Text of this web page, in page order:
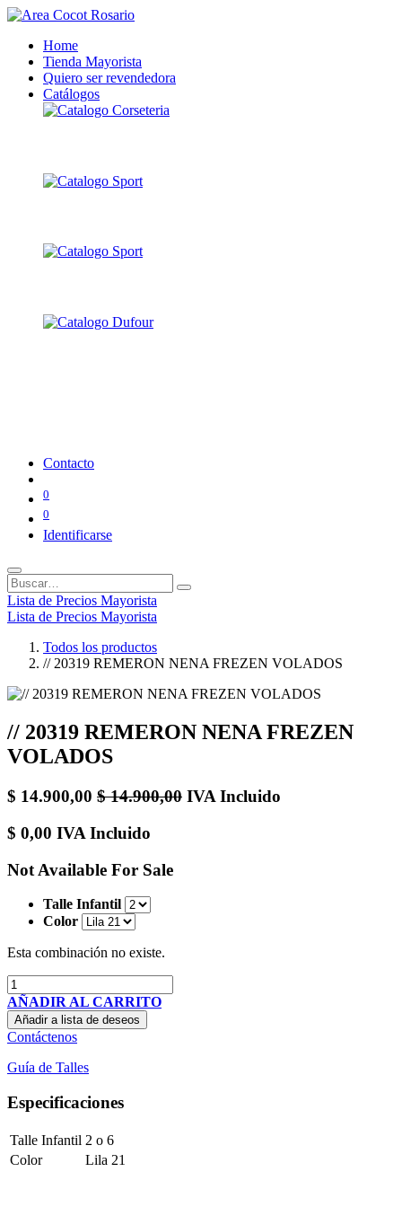
Home
Tienda Mayorista
Quiero ser revendedora
Catálogos
Contacto
0
0
Identificarse
Lista de Precios Mayorista
Lista de Precios Mayorista
Todos los productos
// 20319 REMERON NENA FREZEN VOLADOS
// 20319 REMERON NENA FREZEN
VOLADOS
$ 14.900,00 $14.900,00 IVA Incluido
$ 0,00 IVA Incluido
Not Available For Sale
Talle Infantil
Color
Esta combinación no existe.
AÑADIR AL CARRITO
Añadir a lista de deseos
Contáctenos
Guía de Talles
Especificaciones
Talle Infantil 2 o 6
Color
Lila 21